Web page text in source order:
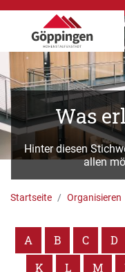
Was
Hinter diesen
allen
Startseite Organisieren
A B C D
K
L M